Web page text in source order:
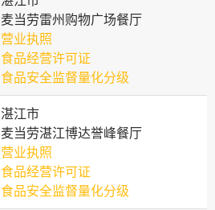
麦当劳雷州购物广场餐厅
营业执照
食品经营许可证
食品安全监督量化分级
湛江市
麦当劳湛江博达誉峰餐厅
营业执照
食品经营许可证
食品安全监督量化分级